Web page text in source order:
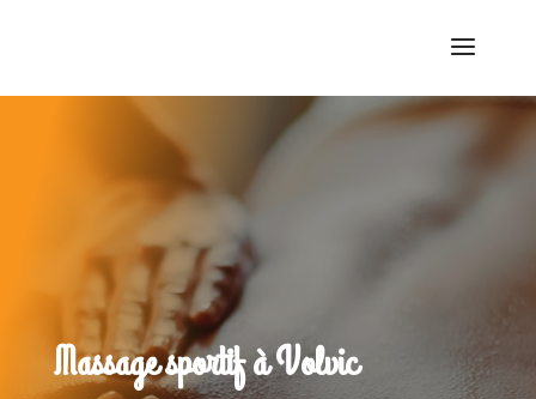
Massage sportif à Volvic